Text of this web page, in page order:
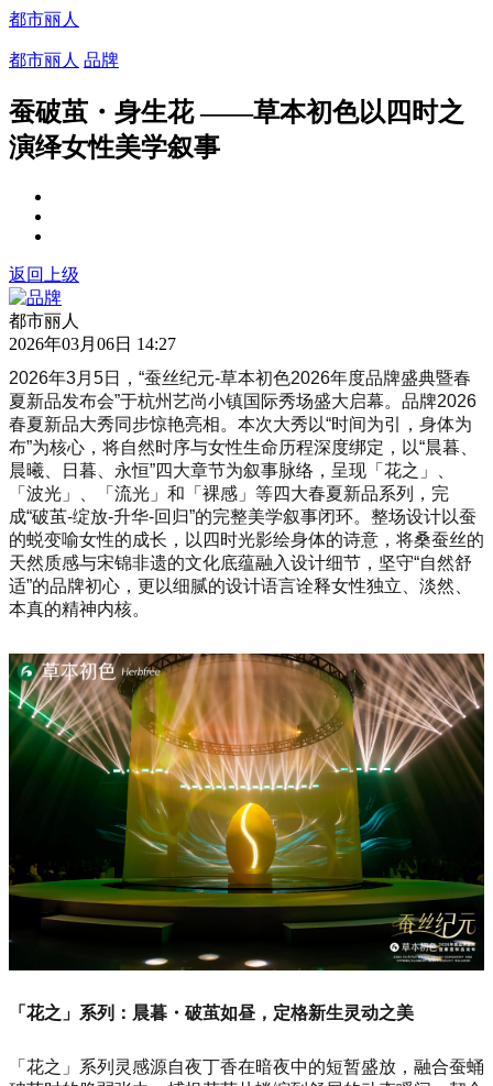
都市丽人
都市丽人 品牌
蚕破茧・身生花 ——草本初色以四时之
演绎女性美学叙事
返回上级
都市丽人
2026年03月06日 14:27
2026年3月5日，“蚕丝纪元-草本初色2026年度品牌盛典暨春
夏新品发布会”于杭州艺尚小镇国际秀场盛大启幕。品牌2026
春夏新品大秀同步惊艳亮相。本次大秀以“时间为引，身体为
布”为核心，将自然时序与女性生命历程深度绑定，以“晨暮、
晨曦、日暮、永恒”四大章节为叙事脉络，呈现「花之」、
「波光」、「流光」和「裸感」等四大春夏新品系列，完
成“破茧-绽放-升华-回归”的完整美学叙事闭环。整场设计以蚕
的蜕变喻女性的成长，以四时光影绘身体的诗意，将桑蚕丝的
天然质感与宋锦非遗的文化底蕴融入设计细节，坚守“自然舒
适”的品牌初心，更以细腻的设计语言诠释女性独立、淡然、
本真的精神内核。
「花之」系列：晨暮・破茧如昼，定格新生灵动之美
「花之」系列灵感源自夜丁香在暗夜中的短暂盛放，融合蚕蛹